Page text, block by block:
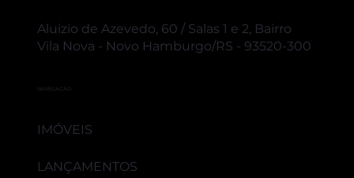
Aluizio de Azevedo, 60 / Salas 1 e 2, Bairro
Vila Nova - Novo Hamburgo/RS - 93520-300
NAVEGAÇÃO
IMÓVEIS
LANÇAMENTOS